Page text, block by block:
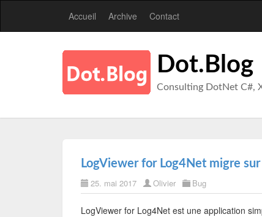
Accueil Archive Contact
Dot.Blog
Consulting DotNet C#,
LogViewer for Log4Net migre
25. mai 2017 Olivier Bug
LogViewer for Log4Net est une application